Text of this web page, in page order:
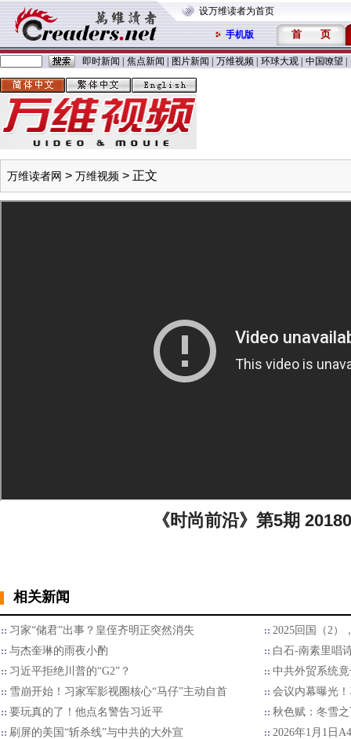
设万维读者为首页
手机版 首 页
即时新闻 焦点新闻 图片新闻 万维视频 环球大观 中国嘹望
万维读者网 > 万维视频 > 正文
《时尚前沿》第5期
相关新闻
习家“储君”出事？皇侄齐明正突然消失
2025回国（2）
与杰奎琳的雨夜小酌
白石-南素里唱
习近平拒绝川普的“G2”？
中共外贸系统
雪崩开始！习家军影视圈核心“马仔”主动自首
会议内幕曝光
要玩真的了！他点名警告习近平
秋色赋：冬雪
刷屏的美国“斩杀线”与中共的大外宣
2026年1月1日